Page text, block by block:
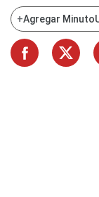
+Agregar